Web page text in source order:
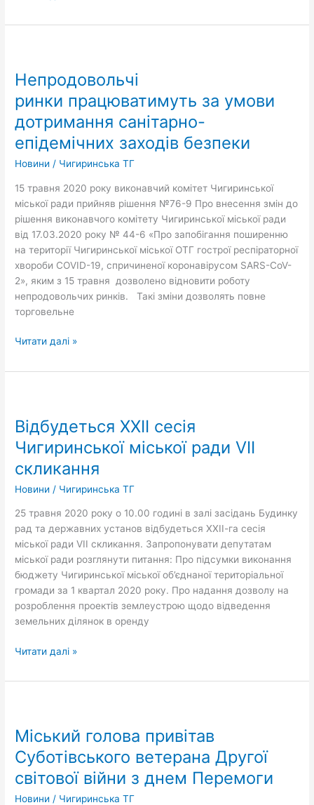
Непродовольчі
ринки працюватимуть за умови
дотримання санітарно-
епідемічних заходів безпеки
Новини / Чигиринська ТГ
15 травня 2020 року виконавчий комітет Чигиринської
міської ради прийняв рішення №76-9 Про внесення змін до
рішення виконавчого комітету Чигиринської міської ради
від 17.03.2020 року № 44-6 «Про запобігання поширенню
на території Чигиринської міської ОТГ гострої респіраторної
хвороби СОVID-19, спричиненої коронавірусом SARS-CoV-
2», яким з 15 травня дозволено відновити роботу
непродовольчих ринків. Такі зміни дозволять повне
торговельне
за
дотримання
санітарно-
епідемічних
заходів
безпеки
Читати далі »
Відбудеться ХХІІ сесія
Чигиринської міської ради VII
скликання
Новини / Чигиринська ТГ
25 травня 2020 року о 10.00 годині в залі засідань Будинку
рад та державних установ відбудеться ХХІІ-га сесія
міської ради VIІ скликання. Запропонувати депутатам
міської ради розглянути питання: Про підсумки виконання
бюджету Чигиринської міської об’єднаної територіальної
громади за 1 квартал 2020 року. Про надання дозволу на
розроблення проектів землеустрою щодо відведення
земельних ділянок в оренду
сесія
Чигиринської
міської
ради
VII
Читати далі »
Міський голова привітав
Суботівського ветерана Другої
світової війни з днем Перемоги
Новини / Чигиринська ТГ
привітав
Суботівського
ветерана
Другої
світової